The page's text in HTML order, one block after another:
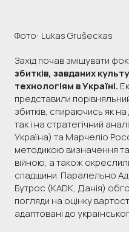
Фото: Lukas Grušeckas
Захід почав зміщувати
збитків, завданих
технологіям в Україні.
представили
збитків, спираючись як
так і на стратегічний
Україна) та Марчеліо
методикою визначення та
війною, а також
спадщини. Паралельно
Бутрос (KADK, Данія)
погляди на оцінку
адаптовані до